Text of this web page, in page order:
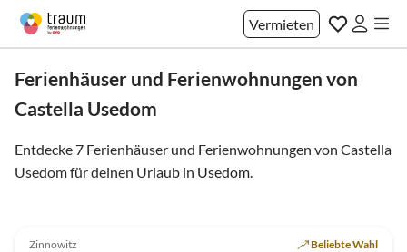
Vermieten
Ferienhäuser und Ferienwohnungen von
Castella Usedom
Entdecke 7 Ferienhäuser und Ferienwohnungen von Castella
Usedom für deinen Urlaub in Usedom.
Zinnowitz Beliebte Wahl